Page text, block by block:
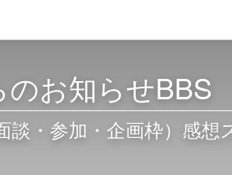
お知らせBBS
・参加・企画枠）感想